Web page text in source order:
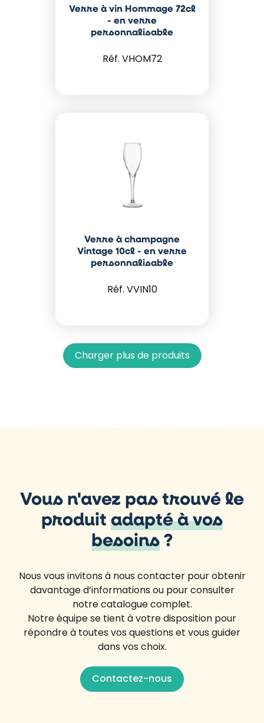
Verre à vin Hommage 72cl
- en verre
personnalisable
VHOM72
Verre à champagne
Vintage 10cl - en verre
personnalisable
VVIN10
Charger plus de produits
Vous n'avez pas trouvé le
produit adapté à vos
besoins ?
Nous vous invitons à nous contacter pour obtenir
davantage d’informations ou pour consulter
notre catalogue complet.
Notre équipe se tient à votre disposition pour
répondre à toutes vos questions et vous guider
dans vos choix.
Contactez-nous